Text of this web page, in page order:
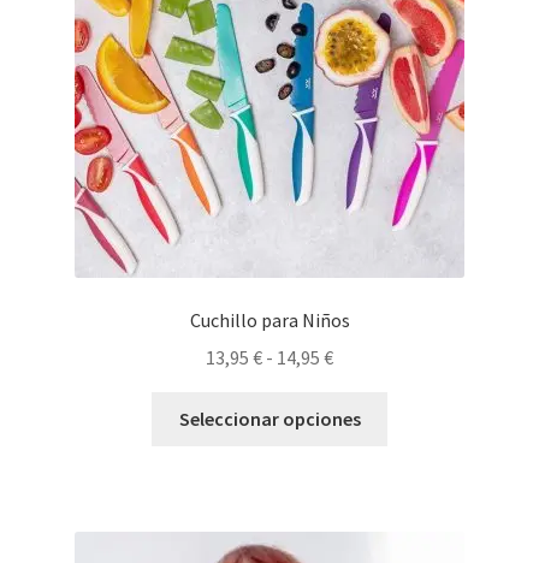
Cuchillo para Niños
13,95 € - 14,95 €Rango
precios:
14,95 €
Seleccionar opciones